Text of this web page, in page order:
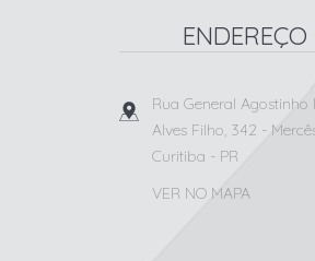
ENDEREÇO
Rua General Agostinho
Alves Filho, 342 -
Curitiba - PR
VER NO MAPA